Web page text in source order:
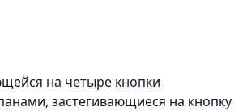
на четыре кнопки
застегивающиеся на кнопку